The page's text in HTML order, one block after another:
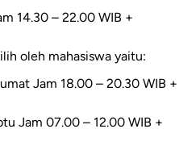
14.30 – 22.00 WIB +
oleh mahasiswa yaitu:
Jam 18.00 – 20.30 WIB +
Jam 07.00 – 12.00 WIB +